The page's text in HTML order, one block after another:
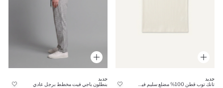
جديد
جديد
بنطلون باجي فيت مخطط برجل عادي